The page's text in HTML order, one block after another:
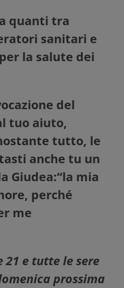
quanti tra
sanitari e
la salute dei
del
tuo aiuto,
tutto, le
anche tu un
Giudea:“la mia
perché
me
21 e tutte le sere
prossima